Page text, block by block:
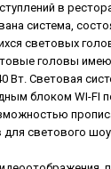
в
система,
световых
головы
Вт. Световая
блоком WI-FI
для светового